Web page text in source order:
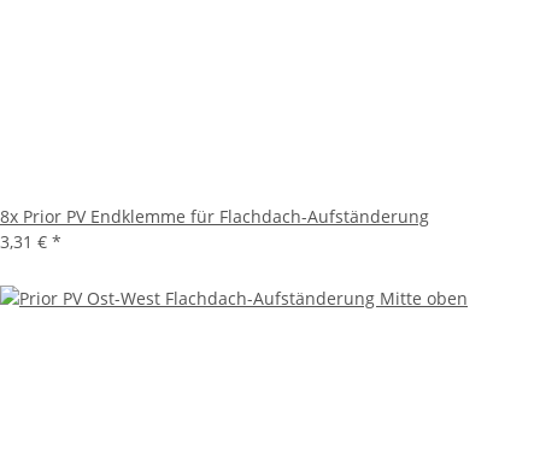
8x Prior PV Endklemme für Flachdach-Aufständerung
3,31 € *